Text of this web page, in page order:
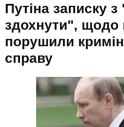
Путіна записку
здохнути", щодо
порушили
справу